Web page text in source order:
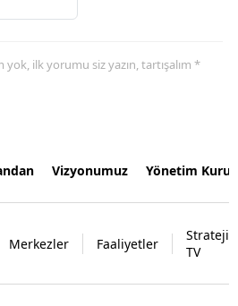
ilk yorumu siz yazın, tartışalım *
Vizyonumuz Yönetim
Merkezler Faaliyetler
Strateji
TV